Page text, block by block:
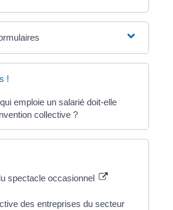
!
emploie un salarié doit-elle
collective ?
spectacle occasionnel
des entreprises du secteur